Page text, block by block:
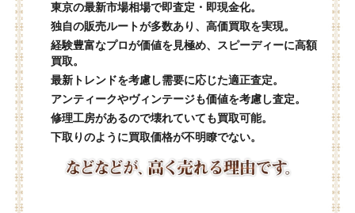
東京の最新市場相場で即査定・即現金化。
独自の販売ルートが多数あり、高価買取を実現。
経験豊富なプロが価値を見極め、スピーディーに高額
買取。
最新トレンドを考慮し需要に応じた適正査定。
アンティークやヴィンテージも価値を考慮し査定。
修理工房があるので壊れていても買取可能。
下取りのように買取価格が不明瞭でない。